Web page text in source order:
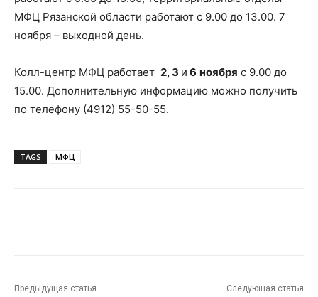
МФЦ Рязанской области работают с 9.00 до 13.00. 7
ноября – выходной день.
Колл-центр МФЦ работает 2, 3 и 6 ноября с 9.00 до
15.00. Дополнительную информацию можно получить
по телефону (4912) 55-50-55.
TAGS МФЦ
Предыдущая статья Следующая статья